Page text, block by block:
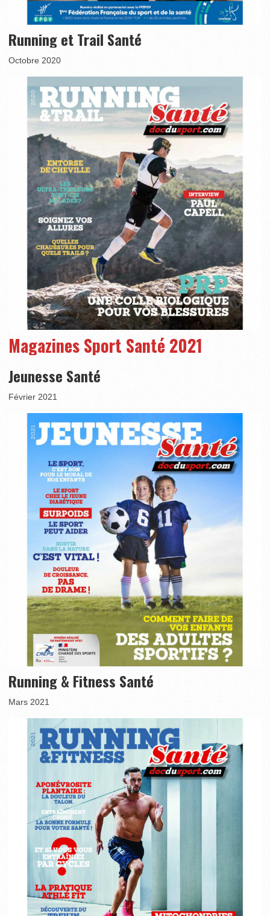
Running et Trail Santé
Octobre 2020
Magazines Sport Santé 2021
Jeunesse Santé
Février 2021
Running & Fitness Santé
Mars 2021